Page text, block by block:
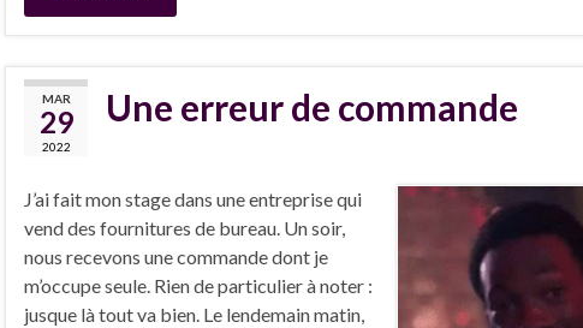
MAR
29
2022
Une erreur de commande
J’ai fait mon stage dans une entreprise qui
vend des fournitures de bureau. Un soir,
nous recevons une commande dont je
m’occupe seule. Rien de particulier à noter :
jusque là tout va bien. Le lendemain matin,